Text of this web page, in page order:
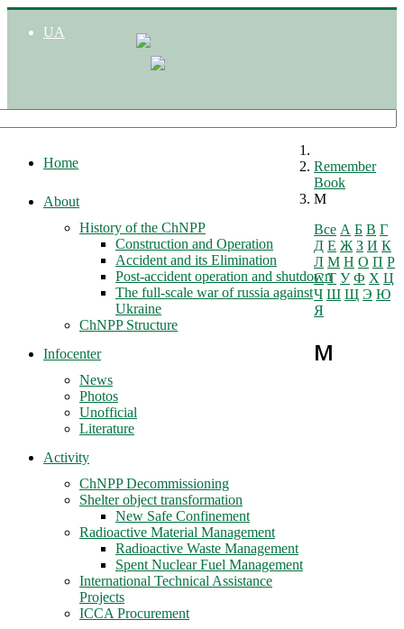
UA
Home
About
History of the ChNPP
Construction and Operation
Accident and its Elimination
Post-accident operation and shutdown
The full-scale war of russia against
Ukraine
ChNPP Structure
Infocenter
News
Photos
Unofficial
Literature
Activity
ChNPP Decommissioning
Shelter object transformation
New Safe Confinement
Radioactive Material Management
Radioactive Waste Management
Spent Nuclear Fuel Management
International Technical Assistance
Projects
ICCA Procurement
Remember
Book
М
Все А Б В Г
Д Е Ж З И К
Л М Н О П Р
С Т У Ф Х Ц
Ч Ш Щ Э Ю
Я
М